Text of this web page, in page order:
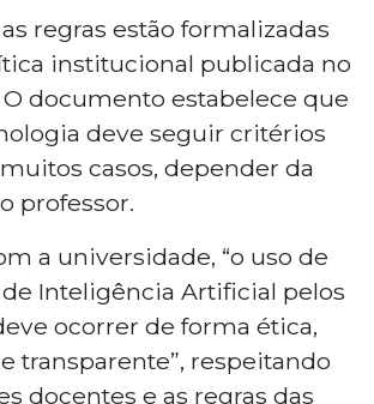
as regras estão formalizadas
institucional publicada no
documento estabelece que
deve seguir critérios
casos, depender da
professor.
a universidade, “o uso de
Inteligência Artificial pelos
ocorrer de forma ética,
transparente”, respeitando
docentes e as regras das